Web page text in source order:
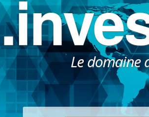
Le domaine